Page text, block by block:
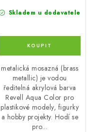
Skladem u dodavatele
metalická mosazná (brass
metallic) je vodou
ředitelná akrylová barva
Revell Aqua Color pro
plastikové modely, figurky
a hobby projekty. Hodí se
pro...